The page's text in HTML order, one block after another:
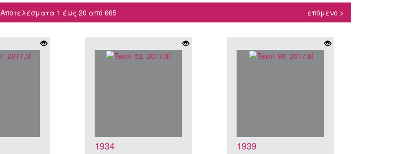
Αποτελέσματα 1 έως 20 από 665 επόμενο >
1934 1939